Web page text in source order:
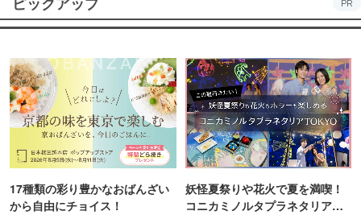
PR
17種類の彩り豊かなおばんざい
から自由にチョイス！
妖怪夏祭りや花火で夏を満喫！
コニカミノルタプラネタリア